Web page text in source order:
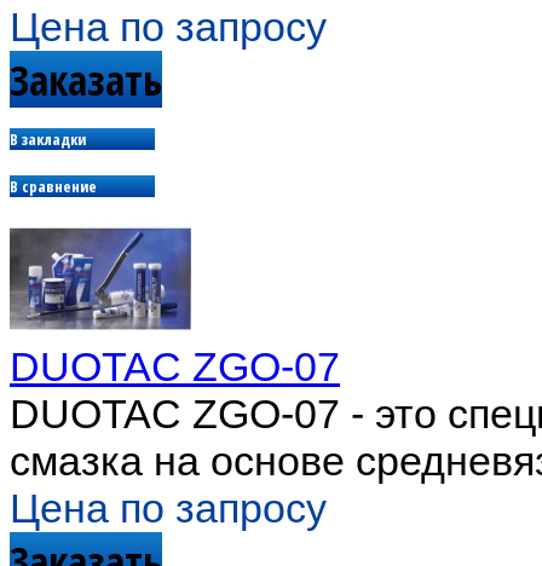
Цена по запросу
Заказать
В закладки
В сравнение
DUOTAC ZGO-07
DUOTAC ZGO-07 - это
смазка на основе
Цена по запросу